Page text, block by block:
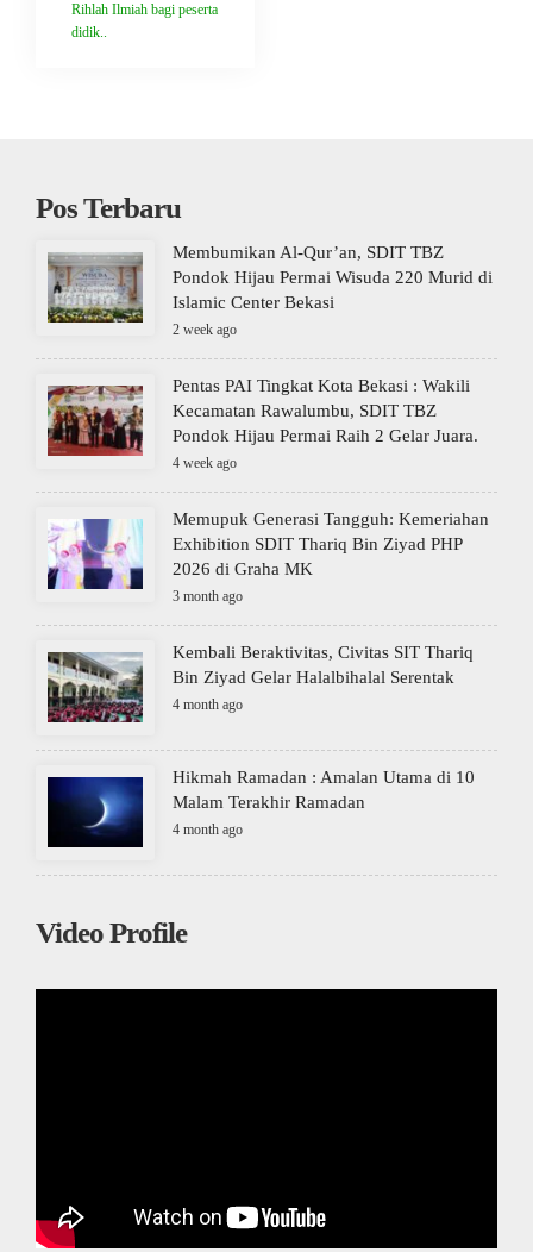
Rihlah Ilmiah bagi peserta
didik..
Pos Terbaru
Membumikan Al-Qur’an, SDIT TBZ
Pondok Hijau Permai Wisuda 220 Murid di
Islamic Center Bekasi
2 week ago
Pentas PAI Tingkat Kota Bekasi : Wakili
Kecamatan Rawalumbu, SDIT TBZ
Pondok Hijau Permai Raih 2 Gelar Juara.
4 week ago
Memupuk Generasi Tangguh: Kemeriahan
Exhibition SDIT Thariq Bin Ziyad PHP
2026 di Graha MK
3 month ago
Kembali Beraktivitas, Civitas SIT Thariq
Bin Ziyad Gelar Halalbihalal Serentak
4 month ago
Hikmah Ramadan : Amalan Utama di 10
Malam Terakhir Ramadan
4 month ago
Video Profile